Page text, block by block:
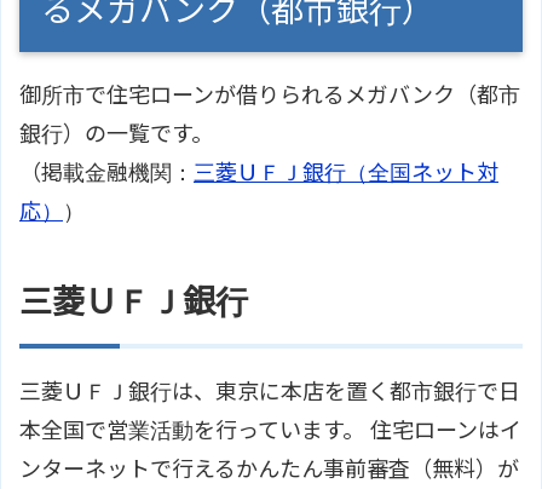
るメガバンク（都市銀行）
御所市で住宅ローンが借りられるメガバンク（都市
銀行）の一覧です。
（掲載金融機関： 三菱ＵＦＪ銀行（全国ネット対
応）
）
三菱ＵＦＪ銀行
三菱ＵＦＪ銀行は、東京に本店を置く都市銀行で日
本全国で営業活動を行っています。 住宅ローンはイ
ンターネットで行えるかんたん事前審査（無料）が